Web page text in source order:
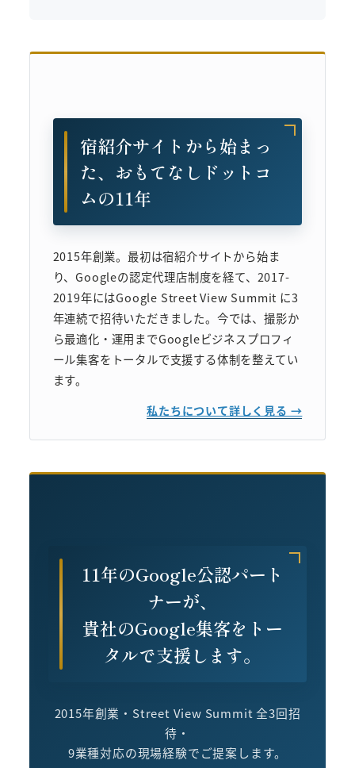
宿紹介サイトから始まっ
た、おもてなしドットコ
ムの11年
2015年創業。最初は宿紹介サイトから始ま
り、Googleの認定代理店制度を経て、2017-
2019年にはGoogle Street View Summit に3
年連続で招待いただきました。今では、撮影か
ら最適化・運用までGoogleビジネスプロフィ
ール集客をトータルで支援する体制を整えてい
ます。
私たちについて詳しく見る →
11年のGoogle公認パート
ナーが、
貴社のGoogle集客をトー
タルで支援します。
2015年創業・Street View Summit 全3回招
待・
9業種対応の現場経験でご提案します。